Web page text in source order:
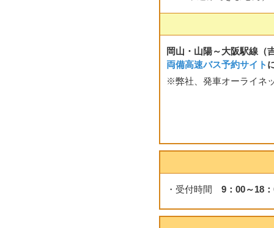
岡山・山陽～大阪駅線（
両備高速バス予約サイト
※弊社、発車オーライネ
・受付時間 9：00～18